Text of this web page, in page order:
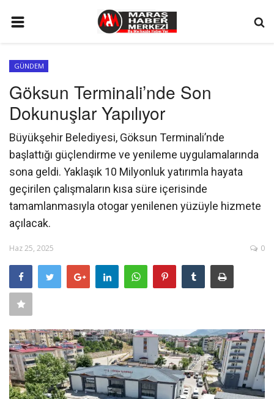
GÜNDEM
SİYASET
EKONOMİ
EĞİTİM
SPOR
İLETİŞİM
KÜNYE
KÜLTÜR SANAT
SAĞLIK
FİRMA HABER
OTURUM AÇ
KAYIT
GÜNDEM
Göksun Terminali’nde Son
Dokunuşlar Yapılıyor
Büyükşehir Belediyesi, Göksun Terminali’nde
başlattığı güçlendirme ve yenileme uygulamalarında
sona geldi. Yaklaşık 10 Milyonluk yatırımla hayata
geçirilen çalışmaların kısa süre içerisinde
tamamlanmasıyla otogar yenilenen yüzüyle hizmete
açılacak.
Haz 25, 2025 0